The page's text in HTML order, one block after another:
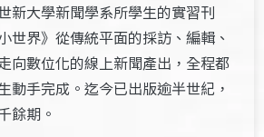
新大學新聞學系所學生的實習刊
世界》從傳統平面的採訪、編輯、
向數位化的線上新聞產出，全程都
動手完成。迄今已出版逾半世紀，
餘期。